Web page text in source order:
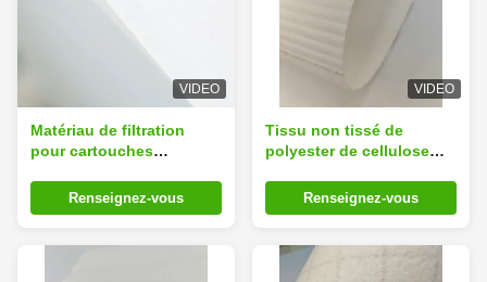
VIDEO
Matériau de filtration
pour cartouches
polyester Hepa 260 gm
Renseignez-vous
VIDEO
Tissu non tissé de
polyester de cellulose
pour collecteur de
poussière
Renseignez-vous